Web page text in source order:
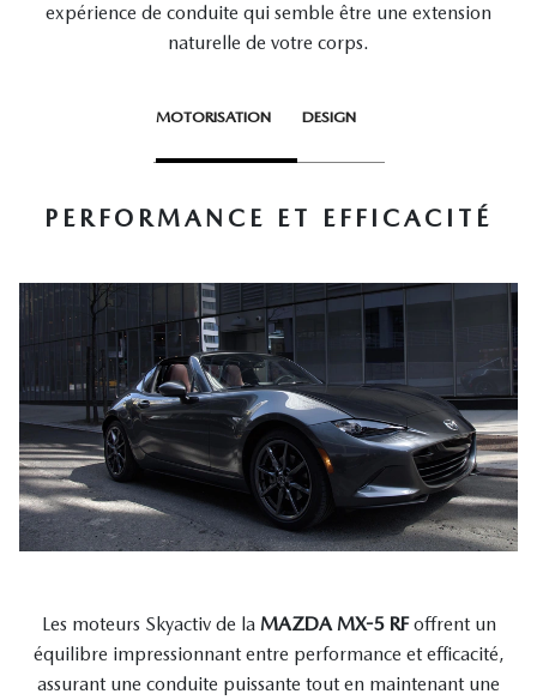
expérience de conduite qui semble être une extension
naturelle de votre corps.
MOTORISATION DESIGN
PERFORMANCE ET EFFICACITÉ
Les moteurs Skyactiv de la MAZDA MX-5 RFoffrent un
équilibre impressionnant entre performance et efficacité,
assurant une conduite puissante tout en maintenant une